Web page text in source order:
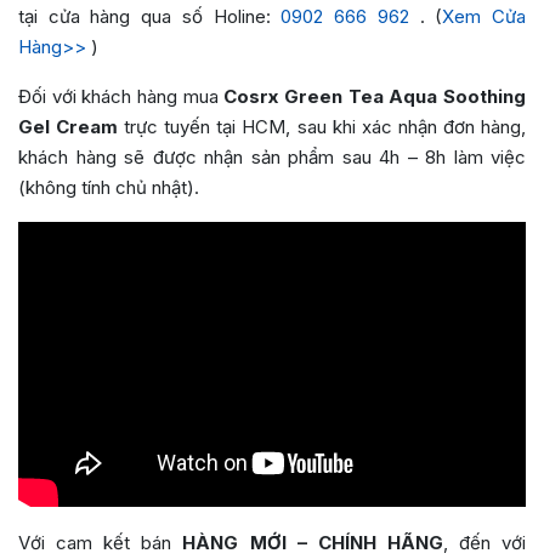
tại cửa hàng qua số Holine:0902 666 962 . (Xem Cửa
Hàng>> )
Đối với khách hàng mua Cosrx Green Tea Aqua Soothing
Gel Cream trực tuyến tại HCM, sau khi xác nhận đơn hàng,
khách hàng sẽ được nhận sản phẩm sau 4h – 8h làm việc
(không tính chủ nhật).
Với cam kết bán HÀNG MỚI – CHÍNH HÃNG , đến với